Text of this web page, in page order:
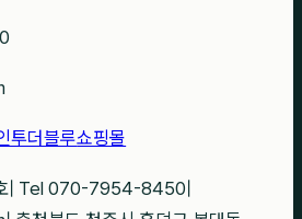
투더블루쇼핑몰
Tel 070-7954-8450